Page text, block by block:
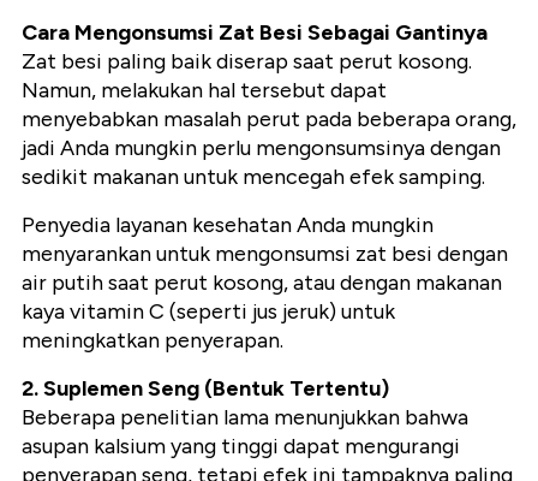
Cara Mengonsumsi Zat Besi Sebagai Gantinya
Zat besi paling baik diserap saat perut kosong.
Namun, melakukan hal tersebut dapat
menyebabkan masalah perut pada beberapa orang,
jadi Anda mungkin perlu mengonsumsinya dengan
sedikit makanan untuk mencegah efek samping.
Penyedia layanan kesehatan Anda mungkin
menyarankan untuk mengonsumsi zat besi dengan
air putih saat perut kosong, atau dengan makanan
kaya vitamin C (seperti jus jeruk) untuk
meningkatkan penyerapan.
2. Suplemen Seng (Bentuk Tertentu)
Beberapa penelitian lama menunjukkan bahwa
asupan kalsium yang tinggi dapat mengurangi
penyerapan seng, tetapi efek ini tampaknya paling